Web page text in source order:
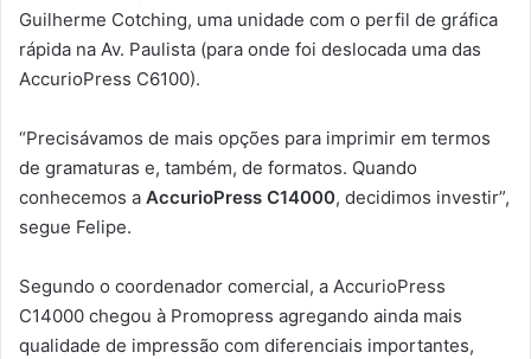
Guilherme Cotching, uma unidade com o perfil de gráfica
rápida na Av. Paulista (para onde foi deslocada uma das
AccurioPress C6100).
“Precisávamos de mais opções para imprimir em termos
de gramaturas e, também, de formatos. Quando
conhecemos a AccurioPress C14000, decidimos investir”,
segue Felipe.
Segundo o coordenador comercial, a AccurioPress
C14000 chegou à Promopress agregando ainda mais
qualidade de impressão com diferenciais importantes,